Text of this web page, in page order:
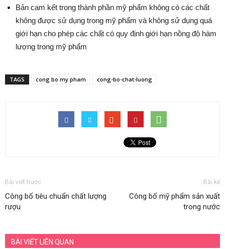
Bản cam kết trong thành phần mỹ phẩm không có các chất
không được sử dụng trong mỹ phẩm và không sử dụng quá
giới hạn cho phép các chất có quy định giới hạn nồng độ hàm
lượng trong mỹ phẩm
TAGS cong bo my pham cong-bo-chat-luong
Bài viết trước
Công bố tiêu chuẩn chất lượng
rượu
Bài kế
Công bố mỹ phẩm sản xuất
trong nước
BÀI VIẾT LIÊN QUAN